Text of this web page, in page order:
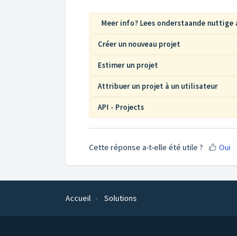
Meer info? Lees onderstaande
Créer un nouveau projet
Estimer un projet
Attribuer un projet à un utilisateur
API - Projects
Cette réponse a-t-elle été utile ? Oui
Accueil Solutions